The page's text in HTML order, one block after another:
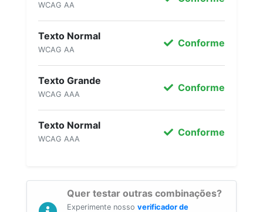
WCAG AA
Texto Normal
WCAG AA
Conforme
Texto Grande
WCAG AAA
Conforme
Texto Normal
WCAG AAA
Conforme
Quer testar outras combinações?
Experimente nosso verificador de